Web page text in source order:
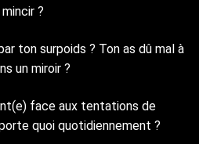
?
ton surpoids ? Ton as dû mal à
un miroir ?
face aux tentations de
quoi quotidiennement ?